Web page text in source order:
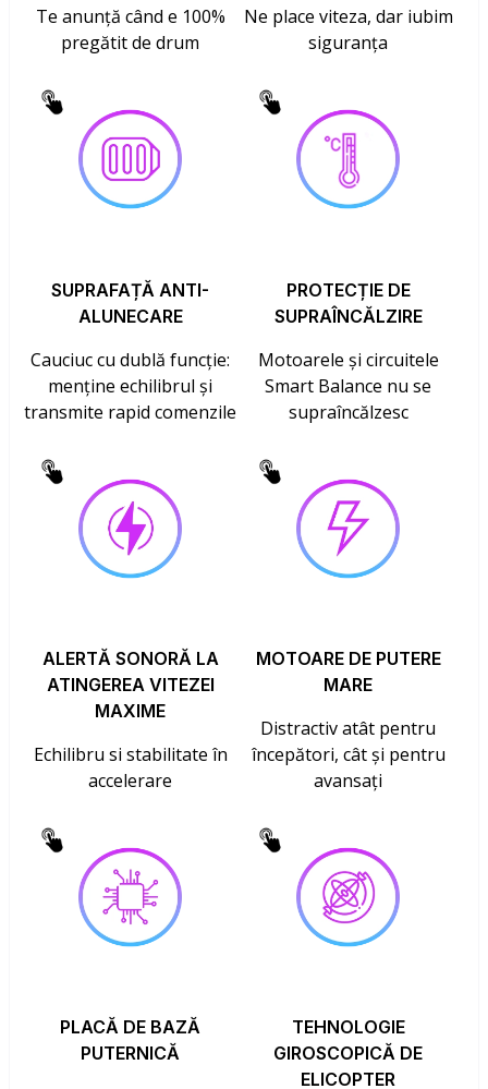
Te anunță când e 100%
pregătit de drum
Ne place viteza, dar iubim
siguranța
SUPRAFAȚĂ ANTI-
ALUNECARE
Cauciuc cu dublă funcție:
menține echilibrul și
transmite rapid comenzile
PROTECȚIE DE
SUPRAÎNCĂLZIRE
Motoarele și circuitele
Smart Balance nu se
supraîncălzesc
ALERTĂ SONORĂ LA
ATINGEREA VITEZEI
MAXIME
Echilibru si stabilitate în
accelerare
MOTOARE DE PUTERE
MARE
Distractiv atât pentru
începători, cât și pentru
avansați
PLACĂ DE BAZĂ
PUTERNICĂ
TEHNOLOGIE
GIROSCOPICĂ DE
ELICOPTER